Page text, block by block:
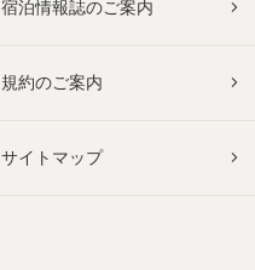
宿泊情報誌のご案内
規約のご案内
サイトマップ